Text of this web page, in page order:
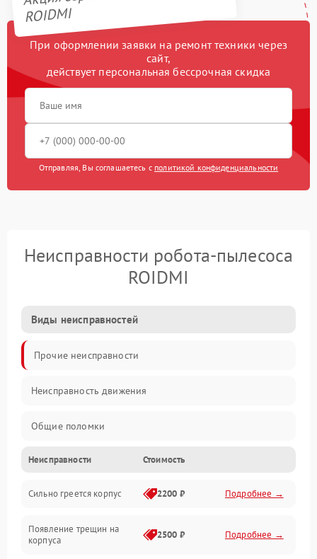
ROIDMI
При оформлении заявки на ремонт техники через
сайт,
действует персональная бессрочная скидка
Отправляя, Вы соглашаетесь с политикой конфиденциальности
Неисправности робота-пылесоса
ROIDMI
Виды неисправностей
Прочие неисправности
Неисправность движения
Общие поломки
Неисправность датчиков
Неисправность программного обеспечения
Проблемы с сигналом
Неисправности Стоимость
Сильно греется корпус 2200 ₽ Подробнее →
Появление трещин на
корпуса
2500 ₽ Подробнее →